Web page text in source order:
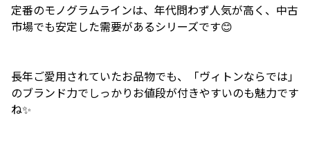
定番のモノグラムラインは、年代問わず人気が高く、中古
市場でも安定した需要があるシリーズです😊
長年ご愛用されていたお品物でも、「ヴィトンならでは」
のブランド力でしっかりお値段が付きやすいのも魅力です
ね✨